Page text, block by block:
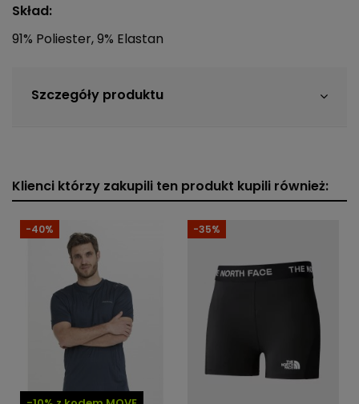
Skład:
91% Poliester, 9% Elastan
Szczegóły produktu
Klienci którzy zakupili ten produkt kupili również:
-40% -35%